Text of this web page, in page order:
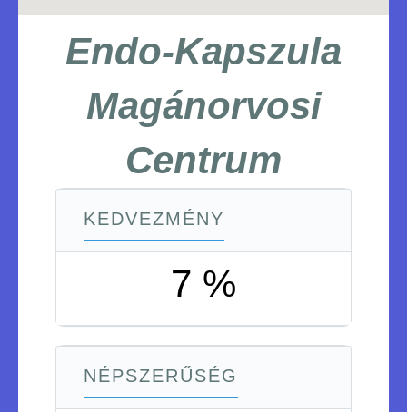
Endo-Kapszula
Magánorvosi
Centrum
KEDVEZMÉNY
7 %
NÉPSZERŰSÉG